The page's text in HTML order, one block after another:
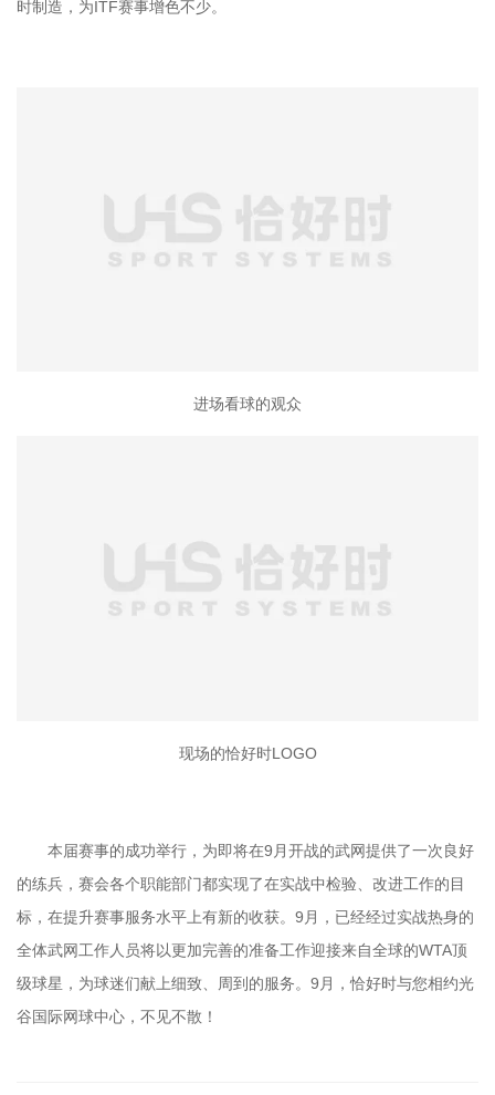
时制造，为ITF赛事增色不少。
进场看球的观众
现场的恰好时LOGO
本届赛事的成功举行，为即将在9月开战的武网提供了一次良好
的练兵，赛会各个职能部门都实现了在实战中检验、改进工作的目
标，在提升赛事服务水平上有新的收获。9月，已经经过实战热身的
全体武网工作人员将以更加完善的准备工作迎接来自全球的WTA顶
级球星，为球迷们献上细致、周到的服务。9月，恰好时与您相约光
谷国际网球中心，不见不散！